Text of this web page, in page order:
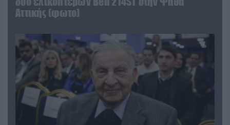
Αττικής (φωτο)